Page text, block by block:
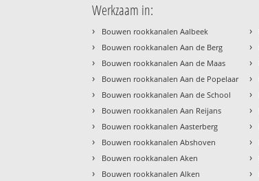
Werkzaam in:
› Bouwen rookkanalen Aalbeek
› Bouwen rookkanalen Aan de Berg
› Bouwen rookkanalen Aan de Maas
› Bouwen rookkanalen Aan de Popelaar
› Bouwen rookkanalen Aan de School
› Bouwen rookkanalen Aan Reijans
› Bouwen rookkanalen Aasterberg
› Bouwen rookkanalen Abshoven
› Bouwen rookkanalen Aken
› Bouwen rookkanalen Alken
›
›
›
›
›
›
›
›
›
›